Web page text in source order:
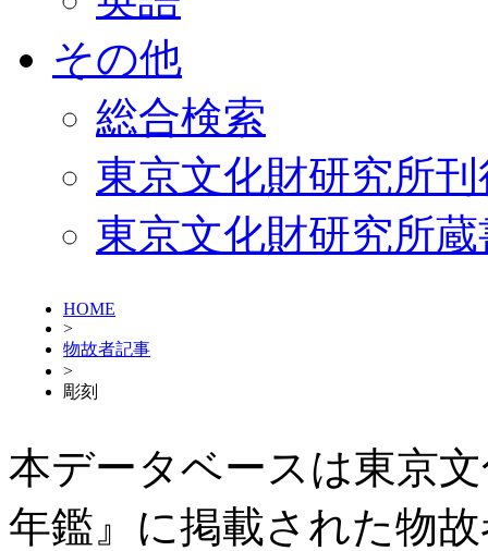
その他
総合検索
東京文化財研究所
東京文化財研究所
HOME
>
物故者記事
>
彫刻
本データベースは東京
年鑑』に掲載された物